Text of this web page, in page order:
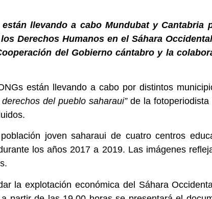
llevando a cabo Mundubat y Cantabria
Derechos Humanos en el Sáhara
del Gobierno cántabro y la
están llevando a cabo por distintos
del pueblo saharaui”de la fotoperiodista
joven saharaui de cuatro centros
los años 2017 a 2019. Las imágenes
la explotación económica del Sáhara